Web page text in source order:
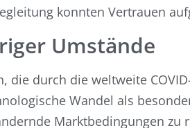
konnten Vertrauen
Umstände
durch die weltweite
Wandel als
Marktbedingungen zu